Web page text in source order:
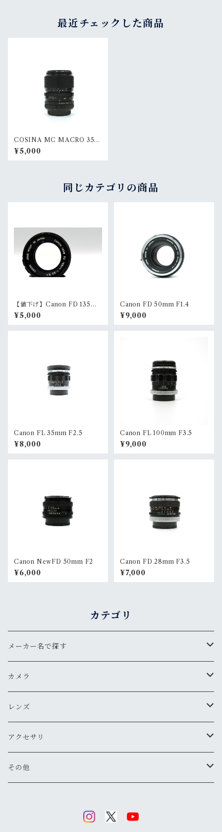
最近チェックした商品
COSINA MC MACRO 35-7
0mm F3.5-4.5(FD)
¥5,000
同じカテゴリの商品
【値下げ】Canon FD 135m
m F3.5 S.C.
¥5,000
Canon FD 50mm F1.4
¥9,000
Canon FL 35mm F2.5
¥8,000
Canon FL 100mm F3.5
¥9,000
Canon NewFD 50mm F2
¥6,000
Canon FD 28mm F3.5
¥7,000
カテゴリ
メーカー名で探す
ペンタックス
オリンパス
ニコン
キヤノン
カメラ
用途から探す
気軽にスナップ
マニュアル操作で本格的に
一眼レフ
ペンタックス
レンジファインダー(レンズ交換式)
レンズ
焦点距離から探す
広角
ニコンFマウント
アクセサリ
レンズフード
その他